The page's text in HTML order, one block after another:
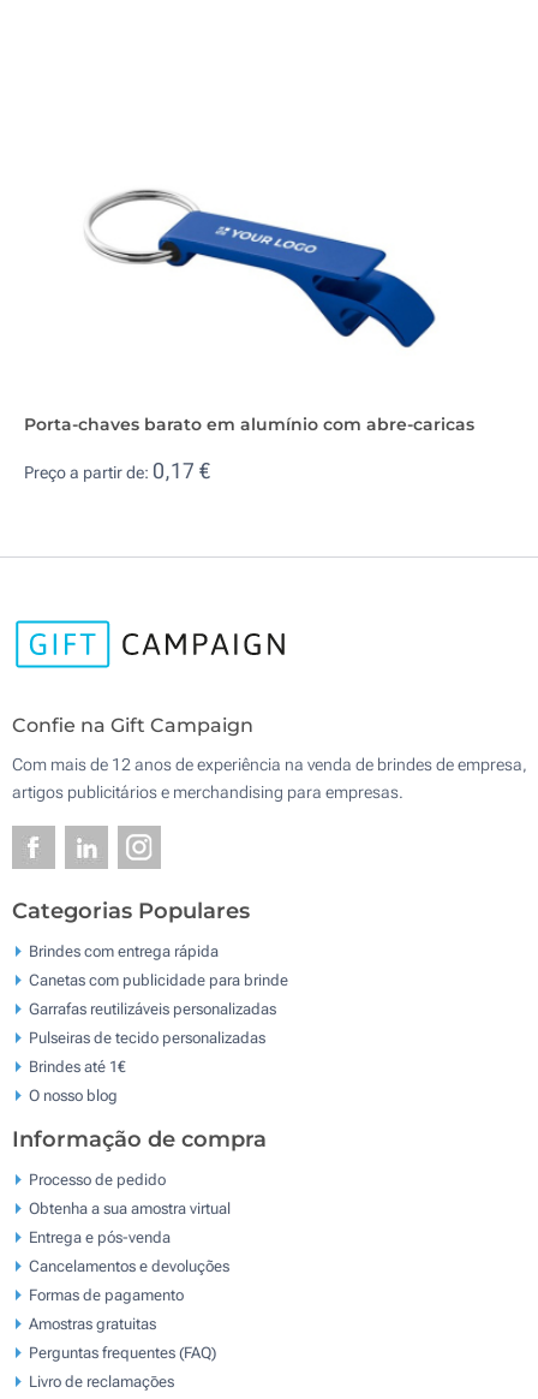
Porta-chaves barato em alumínio com abre-caricas
Preço a partir de: 0,17 €
Confie na Gift Campaign
Com mais de 12 anos de experiência na venda de brindes de empresa,
artigos publicitários e merchandising para empresas.
Categorias Populares
Brindes com entrega rápida
Canetas com publicidade para brinde
Garrafas reutilizáveis personalizadas
Pulseiras de tecido personalizadas
Brindes até 1€
O nosso blog
Informação de compra
Processo de pedido
Obtenha a sua amostra virtual
Entrega e pós-venda
Cancelamentos e devoluções
Formas de pagamento
Amostras gratuitas
Perguntas frequentes (FAQ)
Livro de reclamaçōes